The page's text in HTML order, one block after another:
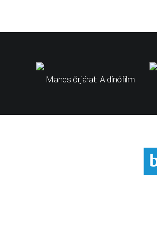
Mancs őrjárat: A dínófilm